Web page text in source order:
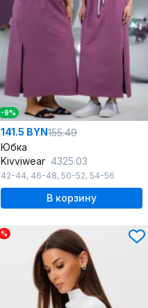
-9%
141.5 BYN155.49
Юбка
Kivviwear 4325.03
42-44, 46-48, 50-52, 54-56
В корзину
%